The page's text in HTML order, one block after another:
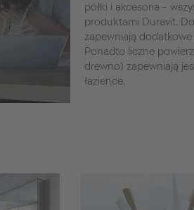
półki i akcesoria -
produktami Duravit.
zapewniają
Ponadto liczne
drewno) zapewniają
łazience.